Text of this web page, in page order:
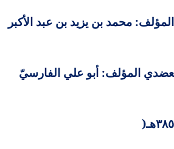
الحارثي بالولاء، أبو بشر، الملقب سيبويه (ت ١٨٠هـ) 9- المقتضب المؤلف: محمد بن يزيد بن عبد الأكبر
السيرافي الحسن بن عبد الله بن المرزبان (ت ٣٦٨ هـ) 12-الإيضاح العضدي المؤلف: أبو علي الفارسيّ
)